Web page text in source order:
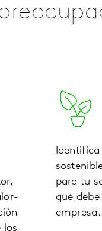
los
para tu
qué
empresa.